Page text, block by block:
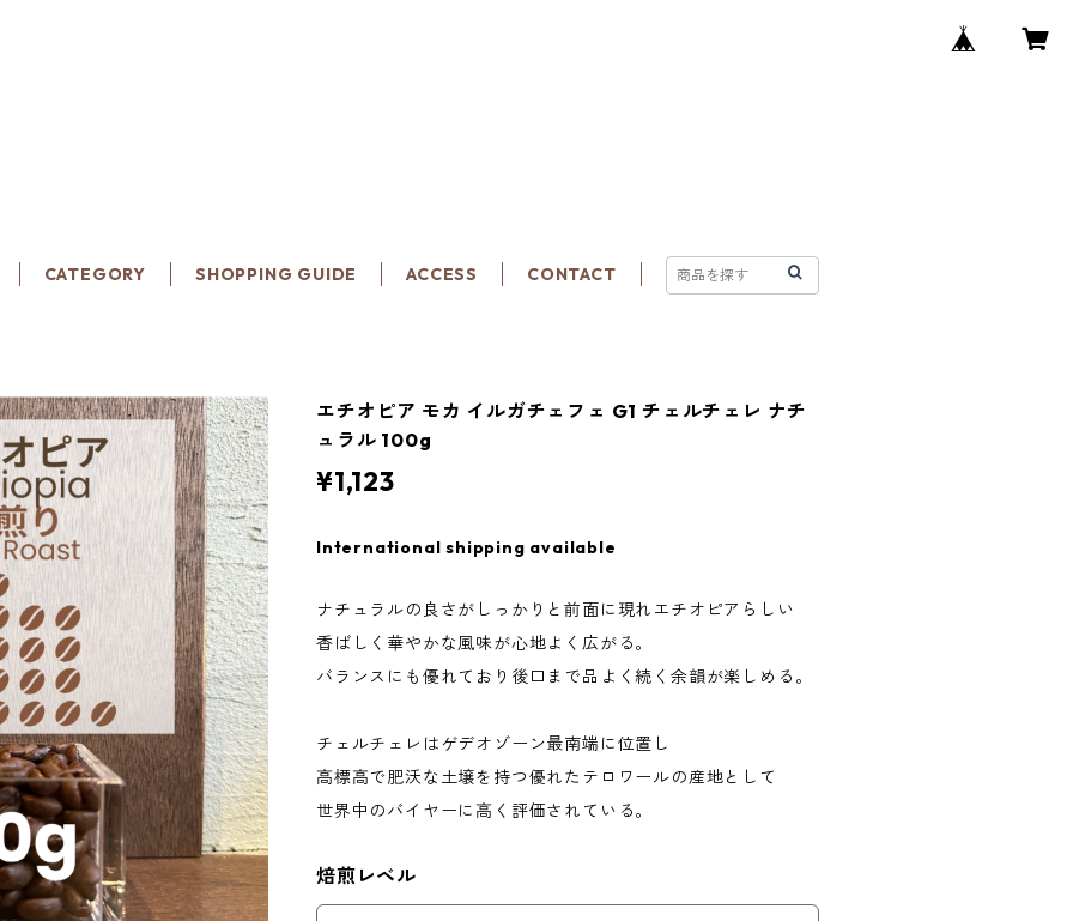
CATEGORY SHOPPING GUIDE ACCESS CONTACT
エチオピア モカ イルガチェフェ G1 チェルチェレ ナチ
ュラル 100g
¥1,123
International shipping available
ナチュラルの良さがしっかりと前面に現れエチオピアらしい
香ばしく華やかな風味が心地よく広がる。
バランスにも優れており後口まで品よく続く余韻が楽しめる。
チェルチェレはゲデオゾーン最南端に位置し
高標高で肥沃な土壌を持つ優れたテロワールの産地として
世界中のバイヤーに高く評価されている。
焙煎レベル